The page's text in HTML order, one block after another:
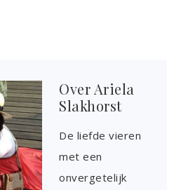
Over Ariela
Slakhorst
De liefde vieren
met een
onvergetelijk